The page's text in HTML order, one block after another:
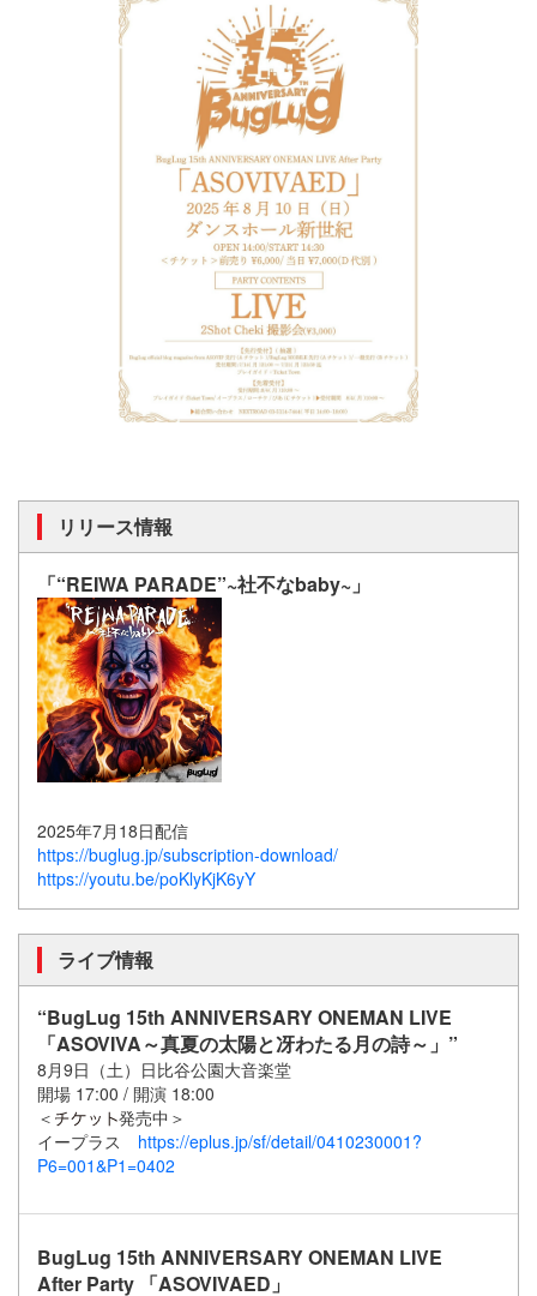
リリース情報
「“REIWA PARADE”~社不なbaby~」
2025年7月18日配信
https://buglug.jp/subscription-download/
https://youtu.be/poKlyKjK6yY
ライブ情報
“BugLug 15th ANNIVERSARY ONEMAN LIVE
「ASOVIVA～真夏の太陽と冴わたる月の詩～」”
8月9日（土）日比谷公園大音楽堂
開場 17:00 / 開演 18:00
＜
発売中＞
イープラス https://eplus.jp/sf/detail/0410230001?
P6=001&P1=0402
BugLug 15th ANNIVERSARY ONEMAN LIVE
After Party 「ASOVIVAED」